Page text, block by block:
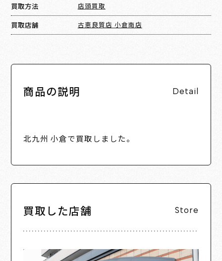
買取方法 店頭買取
買取店舗 古恵良質店 小倉南店
商品の説明 Detail
北九州 小倉で買取しました。
買取した店舗 Store